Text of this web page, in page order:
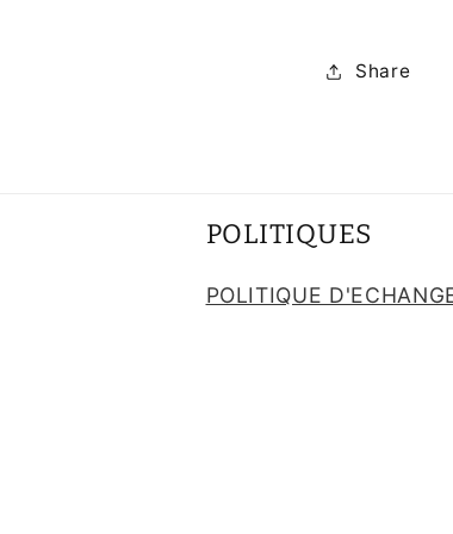
Share
POLITIQUES
POLITIQUE